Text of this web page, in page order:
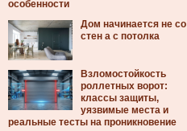
особенности
Дом начинается не со
стен а с потолка
Взломостойкость
роллетных ворот:
классы защиты,
уязвимые места и
реальные тесты на проникновение